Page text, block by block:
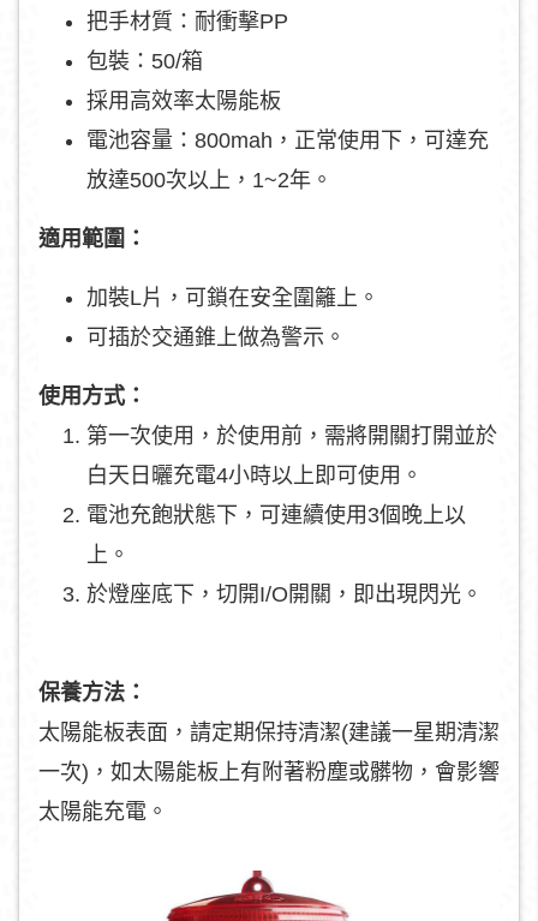
把手材質：耐衝擊PP
包裝：50/箱
採用高效率太陽能板
電池容量：800mah，正常使用下，可達充
放達500次以上，1~2年。
適用範圍：
加裝L片，可鎖在安全圍籬上。
可插於交通錐上做為警示。
使用方式：
第一次使用，於使用前，需將開關打開並於
白天日曬充電4小時以上即可使用。
電池充飽狀態下，可連續使用3個晚上以
上。
於燈座底下，切開I/O開關，即出現閃光。
保養方法：
太陽能板表面，請定期保持清潔(建議一星期清潔
一次)，如太陽能板上有附著粉塵或髒物，會影響
太陽能充電。